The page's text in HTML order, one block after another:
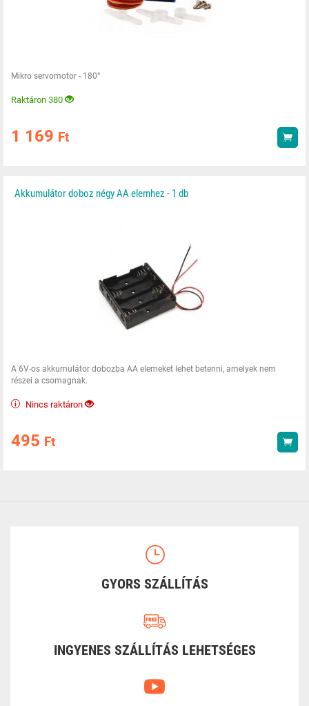
Mikro servomotor - 180°
Raktáron 380
1 169 Ft
Akkumulátor doboz négy AA elemhez - 1 db
A 6V-os akkumulátor dobozba AA elemeket lehet betenni, amelyek nem
részei a csomagnak.
Nincs raktáron
495 Ft
GYORS SZÁLLÍTÁS
INGYENES SZÁLLÍTÁS LEHETSÉGES